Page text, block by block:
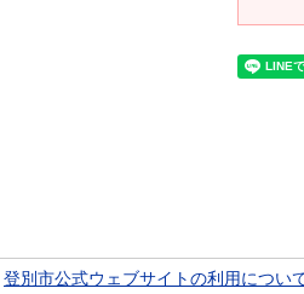
登別市公式ウェブサイトの利用につい